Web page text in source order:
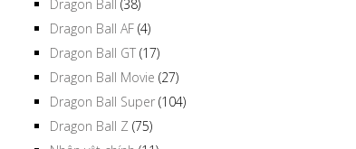
Nhân vật(204)
Dragon Ball
(38)
Dragon Ball AF
(4)
Dragon Ball GT
Dragon Ball Movie
(27)
Dragon Ball Super